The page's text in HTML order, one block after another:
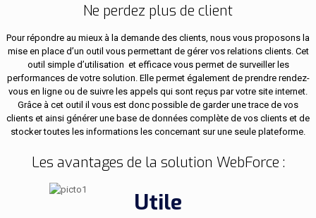
Ne perdez plus de client
Pour répondre au mieux à la demande des clients, nous vous proposons la
mise en place d’un outil vous permettant de gérer vos relations clients. Cet
outil simple d’utilisation et efficace vous permet de surveiller les
performances de votre solution. Elle permet également de prendre rendez-
vous en ligne ou de suivre les appels qui sont reçus par votre site internet.
Grâce à cet outil il vous est donc possible de garder une trace de vos
clients et ainsi générer une base de données complète de vos clients et de
stocker toutes les informations les concernant sur une seule plateforme.
Les avantages de la solution WebForce :
Utile